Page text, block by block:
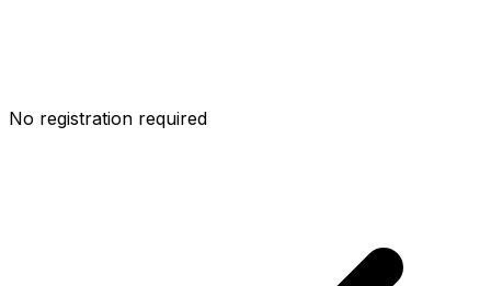
No registration required